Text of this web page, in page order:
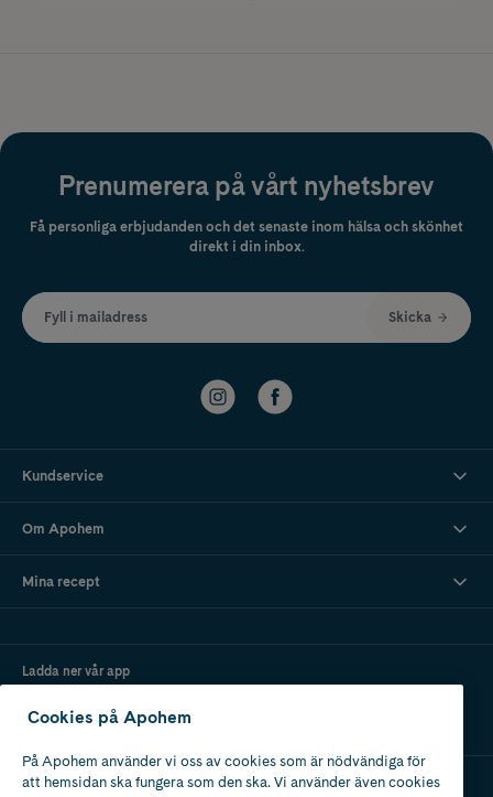
Prenumerera på vårt nyhetsbrev
Få personliga erbjudanden och det senaste inom hälsa och skönhet
direkt i din inbox.
Fyll i mailadress Skicka
Kundservice
Om Apohem
Mina recept
Ladda ner vår app
Cookies på Apohem
På Apohem använder vi oss av cookies som är nödvändiga för
att hemsidan ska fungera som den ska. Vi använder även cookies